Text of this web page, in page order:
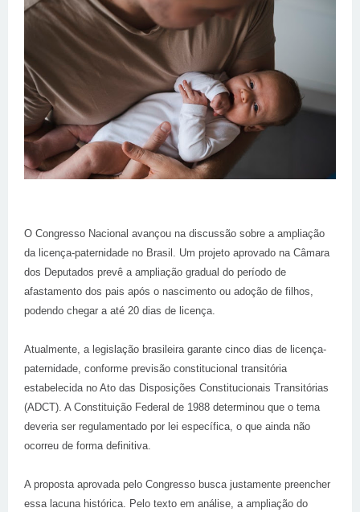
O Congresso Nacional avançou na discussão sobre a ampliação
da licença-paternidade no Brasil. Um projeto aprovado na Câmara
dos Deputados prevê a ampliação gradual do período de
afastamento dos pais após o nascimento ou adoção de filhos,
podendo chegar a até 20 dias de licença.
Atualmente, a legislação brasileira garante cinco dias de licença-
paternidade, conforme previsão constitucional transitória
estabelecida no Ato das Disposições Constitucionais Transitórias
(ADCT). A Constituição Federal de 1988 determinou que o tema
deveria ser regulamentado por lei específica, o que ainda não
ocorreu de forma definitiva.
A proposta aprovada pelo Congresso busca justamente preencher
essa lacuna histórica. Pelo texto em análise, a ampliação do